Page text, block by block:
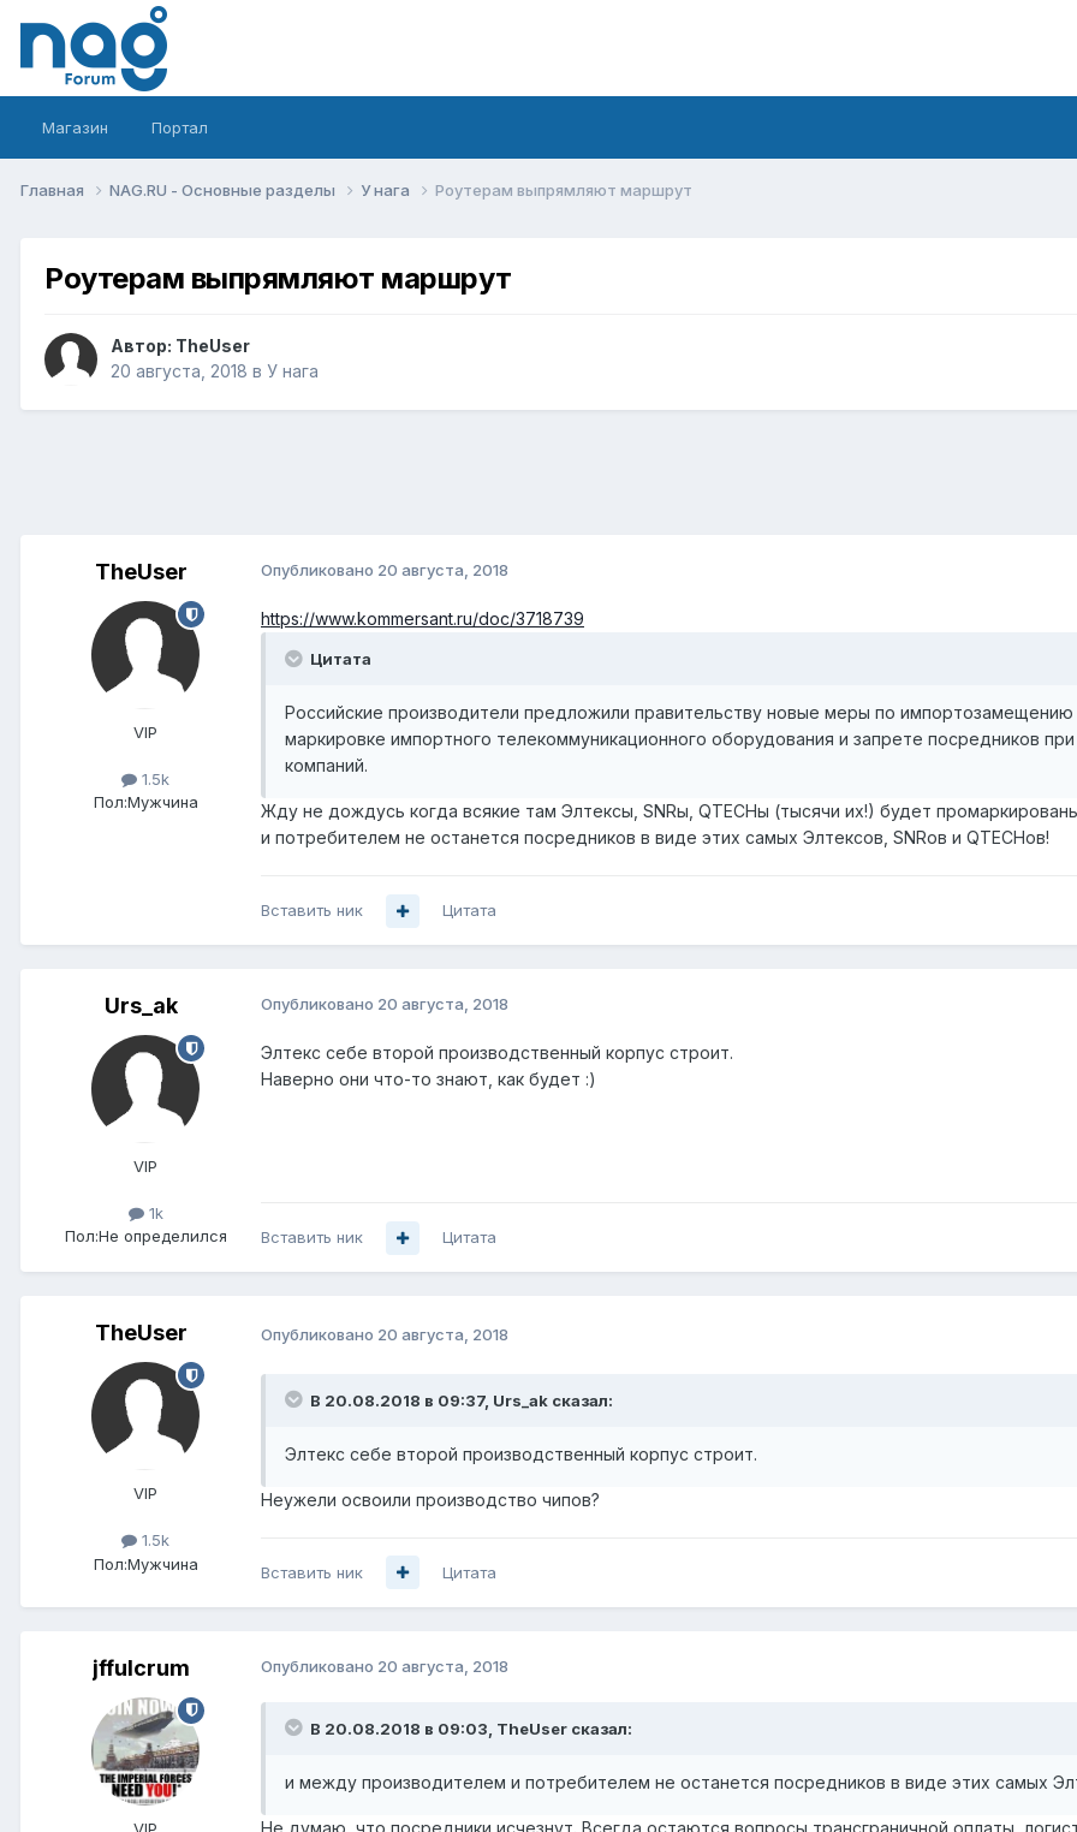
Магазин Портал
Главная NAG.RU - Основные разделы У нага Роутерам выпрямляют маршрут
Роутерам выпрямляют маршрут
Автор: TheUser
20 августа, 2018 в У нага
TheUser
VIP
1.5k
Пол:Мужчина
Опубликовано 20 августа, 2018
https://www.kommersant.ru/doc/3718739
Цитата
Российские производители предложили правительству новые меры по импортозамещению
маркировке импортного телекоммуникационного оборудования и запрете посредников
компаний.
Жду не дождусь когда всякие там Элтексы, SNRы, QTECHы (тысячи их!) будет
и потребителем не останется посредников в виде этих самых Элтексов, SNRов и QTECHов!
Вставить ник Цитата
Urs_ak
VIP
1k
Пол:Не определился
Опубликовано 20 августа, 2018
Элтекс себе второй производственный корпус строит.
Наверно они что-то знают, как будет :)
Вставить ник Цитата
TheUser
VIP
1.5k
Пол:Мужчина
Опубликовано 20 августа, 2018
В 20.08.2018 в 09:37, Urs_ak сказал:
Элтекс себе второй производственный корпус строит.
Неужели освоили производство чипов?
Вставить ник Цитата
jffulcrum
VIP
Опубликовано 20 августа, 2018
В 20.08.2018 в 09:03, TheUser сказал:
и между производителем и потребителем не останется посредников в виде этих самых
Не думаю, что посредники исчезнут. Всегда остаются вопросы трансграничной оплаты,